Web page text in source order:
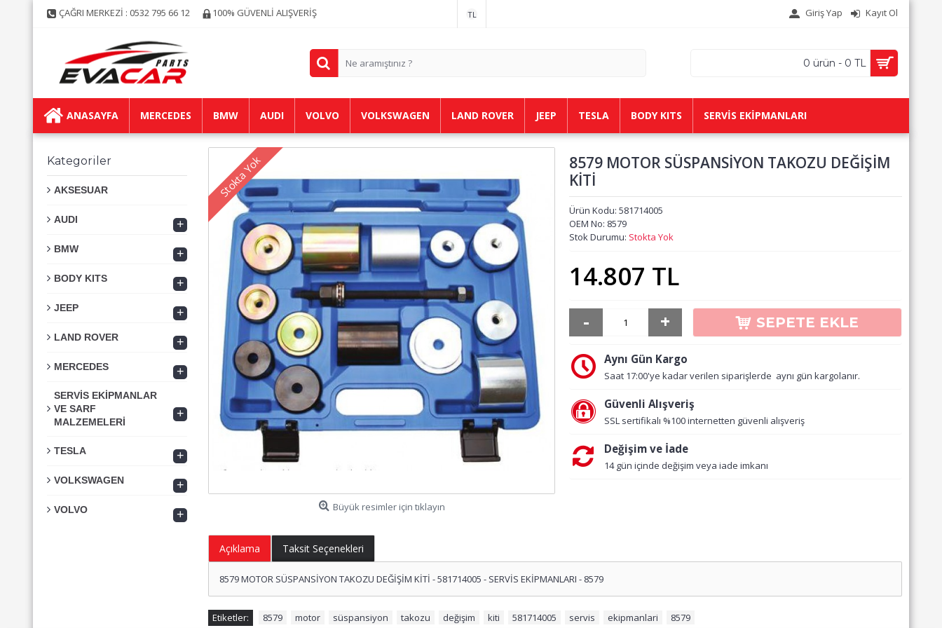
ÇAĞRI MERKEZİ : 0532 795 66 12 100% GÜVENLİ ALIŞVERİŞ TL Giriş Yap Kayıt Ol
0 ürün - 0 TL
ANASAYFA MERCEDES BMW AUDI VOLVO VOLKSWAGEN LAND ROVER JEEP TESLA BODY KITS SERVİS EKİPMANLARI
Kategoriler
AKSESUAR
AUDI +
BMW +
BODY KITS +
JEEP +
LAND ROVER +
MERCEDES +
SERVİS EKİPMANLAR
VE SARF
MALZEMELERİ
+
TESLA +
VOLKSWAGEN +
VOLVO +
Stokta Yok
Büyük resimler için tıklayın
8579 MOTOR SÜSPANSİYON TAKOZU DEĞİŞİM
KİTİ
Ürün Kodu: 581714005
OEM No: 8579
Stok Durumu: Stokta Yok
14.807 TL
- + SEPETE EKLE
Aynı Gün Kargo
Saat 17:00'ye kadar verilen siparişlerde aynı gün kargolanır.
Güvenli Alışveriş
SSL sertifikalı %100 internetten güvenli alışveriş
Değişim ve İade
14 gün içinde değişim veya iade imkanı
Açıklama Taksit Seçenekleri
8579 MOTOR SÜSPANSİYON TAKOZU DEĞİŞİM KİTİ - 581714005 - SERVİS EKİPMANLARI - 8579
Etiketler: 8579 motor süspansiyon takozu değişim kiti 581714005 servis ekipmanlari 8579